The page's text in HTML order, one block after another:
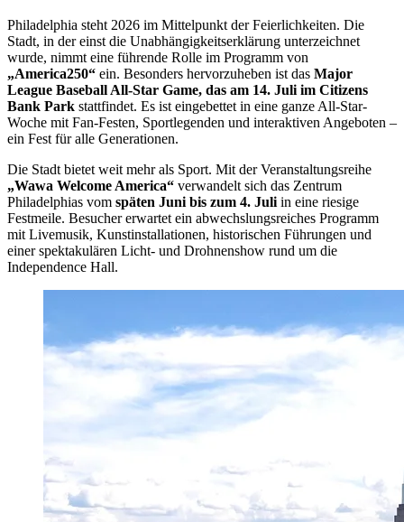
Philadelphia steht 2026 im Mittelpunkt der Feierlichkeiten. Die
Stadt, in der einst die Unabhängigkeitserklärung unterzeichnet
wurde, nimmt eine führende Rolle im Programm von
„America250“ ein. Besonders hervorzuheben ist das Major
League Baseball All-Star Game, das am 14. Juli im Citizens
Bank Park stattfindet. Es ist eingebettet in eine ganze All-Star-
Woche mit Fan-Festen, Sportlegenden und interaktiven Angeboten –
ein Fest für alle Generationen.
Die Stadt bietet weit mehr als Sport. Mit der Veranstaltungsreihe
„Wawa Welcome America“ verwandelt sich das Zentrum
Philadelphias vom späten Juni bis zum 4. Juli in eine riesige
Festmeile. Besucher erwartet ein abwechslungsreiches Programm
mit Livemusik, Kunstinstallationen, historischen Führungen und
einer spektakulären Licht- und Drohnenshow rund um die
Independence Hall.